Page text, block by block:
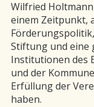
Wilfried
einem Zeitpunkt,
Stiftung und eine
Institutionen des
und der
Erfüllung der
haben.